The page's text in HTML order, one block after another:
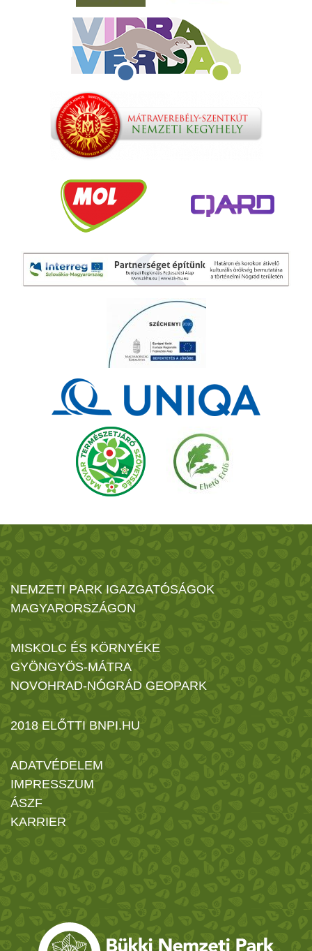
NEMZETI PARK IGAZGATÓSÁGOK
MAGYARORSZÁGON
MISKOLC ÉS KÖRNYÉKE
GYÖNGYÖS-MÁTRA
NOVOHRAD-NÓGRÁD GEOPARK
2018 ELŐTTI BNPI.HU
ADATVÉDELEM
IMPRESSZUM
ÁSZF
KARRIER